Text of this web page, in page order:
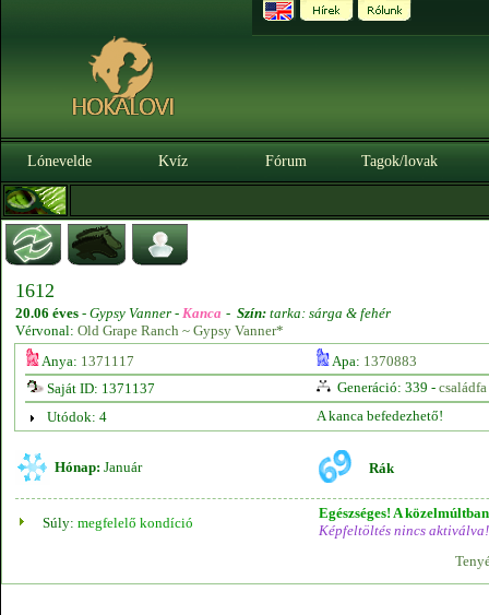
Lónevelde Kvíz Fórum Tagok/lovak
1612
20.06 éves - Gypsy Vanner - Kanca - Szín: tarka: sárga & fehér
Vérvonal: Old Grape Ranch ~ Gypsy Vanner*
Anya: 1371117 Apa: 1370883
Saját ID: 1371137
Generáció: 339 - családfa
Utódok: 4
A kanca befedezhető!
Hónap: Január Rák
Súly: megfelelő kondíció
Egészséges! A
Képfeltöltés nincs aktiválva!